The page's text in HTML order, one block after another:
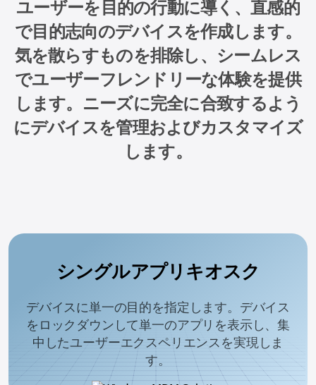
ユーザーを目的の行動に導く、直感的
で目的志向のデバイスを作成します。
気を散らすものを排除し、シームレス
でユーザーフレンドリーな体験を提供
します。ニーズに完全に合致するよう
にデバイスを管理およびカスタマイズ
します。
シングルアプリキオスク
デバイスに単一の目的を指定します。デバイス
をロックダウンして単一のアプリを表示し、集
中したユーザーエクスペリエンスを実現しま
す。